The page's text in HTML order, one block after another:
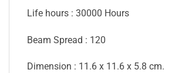
Life hours : 30000 Hours
Beam Spread : 120
Dimension : 11.6 x 11.6 x 5.8 cm.